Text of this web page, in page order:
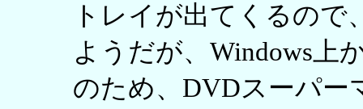
トレイが出てくるので
ようだが、Windows上
のため、DVDスーパー